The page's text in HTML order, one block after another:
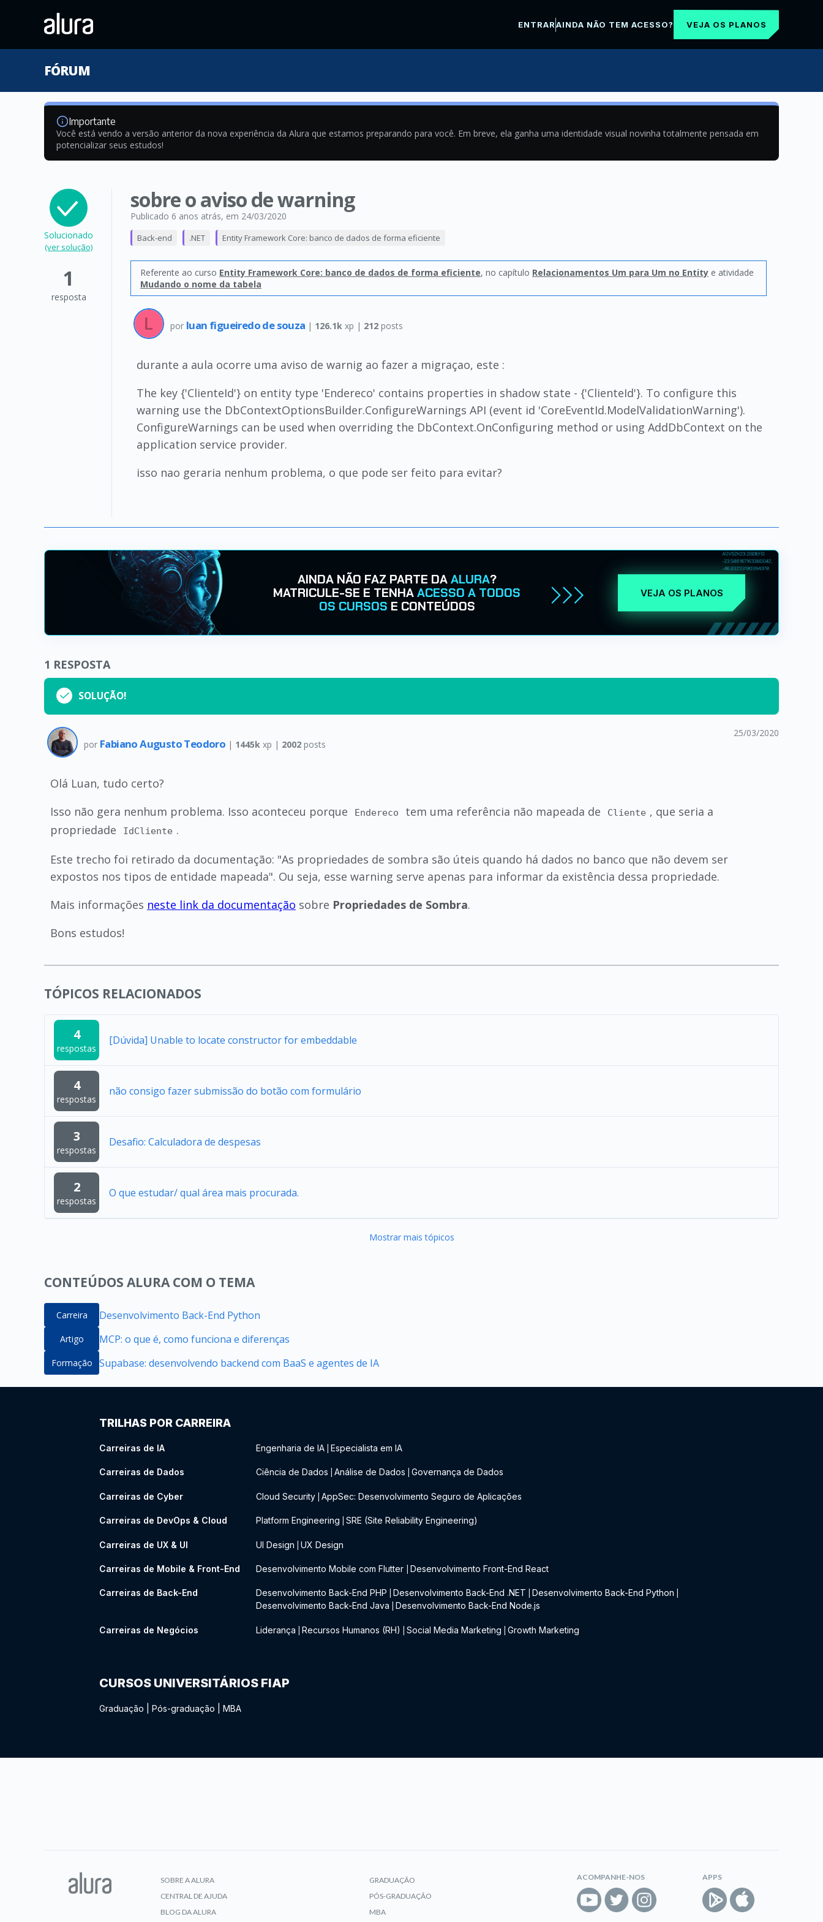
ENTRARAINDA NÃO TEM ACESSO? VEJA OS PLANOS
FÓRUM
Importante
Você está vendo a versão anterior da nova experiência da Alura que estamos preparando para você. Em breve, ela ganha uma identidade visual novinha totalmente pensada em
potencializar seus estudos!
Solucionado
(ver solução)
1
resposta
sobre o aviso de warning
Publicado 6 anos atrás, em 24/03/2020
Back-end .NET Entity Framework Core: banco de dados de forma eficiente
Referente ao curso Entity Framework Core: banco de dados de forma eficiente, no capítulo Relacionamentos Um para Um no Entity e atividade
Mudando o nome da tabela
por luan figueiredo de souza | 126.1k xp | 212 posts
durante a aula ocorre uma aviso de warnig ao fazer a migraçao, este :
The key {'ClienteId'} on entity type 'Endereco' contains properties in shadow state - {'ClienteId'}. To configure this
warning use the DbContextOptionsBuilder.ConfigureWarnings API (event id 'CoreEventId.ModelValidationWarning').
ConfigureWarnings can be used when overriding the DbContext.OnConfiguring method or using AddDbContext on the
application service provider.
isso nao geraria nenhum problema, o que pode ser feito para evitar?
AINDA NÃO FAZ PARTE DAALURA?
MATRICULE-SE E TENHAACESSO A TODOS
OS CURSOS E CONTEÚDOS
VEJA OS PLANOS
1 RESPOSTA
SOLUÇÃO!
por Fabiano Augusto Teodoro | 1445k xp | 2002posts
25/03/2020
Olá Luan, tudo certo?
Isso não gera nenhum problema. Isso aconteceu porque
Endereco tem uma referência não mapeada de Cliente , que seria a
propriedade
IdCliente .
Este trecho foi retirado da documentação: "As propriedades de sombra são úteis quando há dados no banco que não devem ser
expostos nos tipos de entidade mapeada". Ou seja, esse warning serve apenas para informar da existência dessa propriedade.
Mais informações neste link da documentação sobre Propriedades de Sombra.
Bons estudos!
TÓPICOS RELACIONADOS
4
respostas
[Dúvida] Unable to locate constructor for embeddable
4
respostas
não consigo fazer submissão do botão com formulário
3
respostas
Desafio: Calculadora de despesas
2
respostas
O que estudar/ qual área mais procurada.
Mostrar mais tópicos
CONTEÚDOS ALURA COM O TEMA
Carreira Desenvolvimento Back-End Python
Artigo MCP: o que é, como funciona e diferenças
Formação Supabase: desenvolvendo backend com BaaS e agentes de IA
TRILHAS POR CARREIRA
Carreiras de IA Engenharia de IA Especialista em IA
Carreiras de Dados Ciência de Dados Análise de Dados Governança de Dados
Carreiras de Cyber Cloud Security AppSec: Desenvolvimento Seguro de Aplicações
Carreiras de DevOps & Cloud Platform Engineering SRE (Site Reliability Engineering)
Carreiras de UX & UI UI Design UX Design
Carreiras de Mobile & Front-End Desenvolvimento Mobile com Flutter Desenvolvimento Front-End React
Carreiras de Back-End Desenvolvimento Back-End PHP Desenvolvimento Back-End .NET Desenvolvimento Back-End Python
Desenvolvimento Back-End Java Desenvolvimento Back-End Node.js
Carreiras de Negócios Liderança Recursos Humanos (RH) Social Media Marketing Growth Marketing
CURSOS UNIVERSITÁRIOS FIAP
Graduação Pós-graduação MBA
SOBRE A ALURA
CENTRAL DE AJUDA
BLOG DA ALURA
GRADUAÇÃO
PÓS-GRADUAÇÃO
MBA
ACOMPANHE-NOS APPS